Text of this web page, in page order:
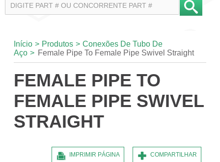
Início > Produtos > Conexões De Tubo De
Aço > Female Pipe To Female Pipe Swivel Straight
FEMALE PIPE TO
FEMALE PIPE SWIVEL
STRAIGHT
COMPARTILHAR
IMPRIMIR PÁGINA